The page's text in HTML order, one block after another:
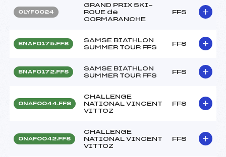
OLYF0024
GRAND PRIX SKI-
ROUE de
CORMARANCHE
FFS
BNAF0175.FFS
SAMSE BIATHLON
SUMMER TOUR FFS
FFS
BNAF0172.FFS
SAMSE BIATHLON
SUMMER TOUR FFS
FFS
ONAF0044.FFS
CHALLENGE
NATIONAL VINCENT
VITTOZ
FFS
ONAF0042.FFS
CHALLENGE
NATIONAL VINCENT
VITTOZ
FFS